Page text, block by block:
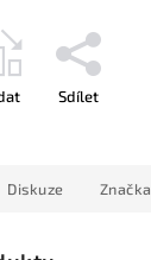
Sdílet
Diskuze Značka